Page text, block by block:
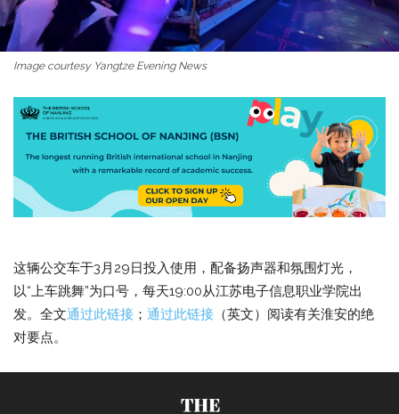
Image courtesy Yangtze Evening News
这辆公交车于3月29日投入使用，配备扬声器和氛围灯光，
以“上车跳舞”为口号，每天19:00从江苏电子信息职业学院出
发。全文通过此链接 ； 通过此链接 （英文）阅读有关淮安的绝
对要点。